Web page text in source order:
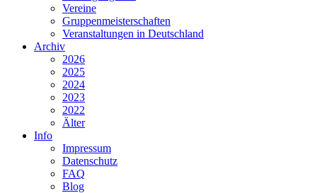
Vereine
Gruppenmeisterschaften
Veranstaltungen in Deutschland
Archiv
2026
2025
2024
2023
2022
Älter
Info
Impressum
Datenschutz
FAQ
Blog